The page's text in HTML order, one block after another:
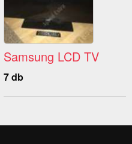
Samsung LCD TV
7 db